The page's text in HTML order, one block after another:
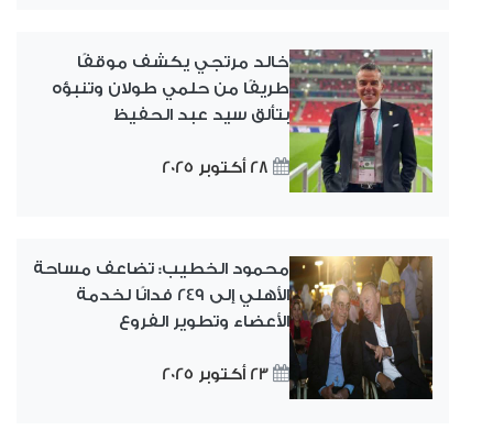
خالد مرتجي يكشف موقفًا
طريفًا من حلمي طولان وتنبؤه
بتألق سيد عبد الحفيظ
28 أكتوبر 2025
محمود الخطيب: تضاعف مساحة
الأهلي إلى 249 فدانًا لخدمة
الأعضاء وتطوير الفروع
23 أكتوبر 2025